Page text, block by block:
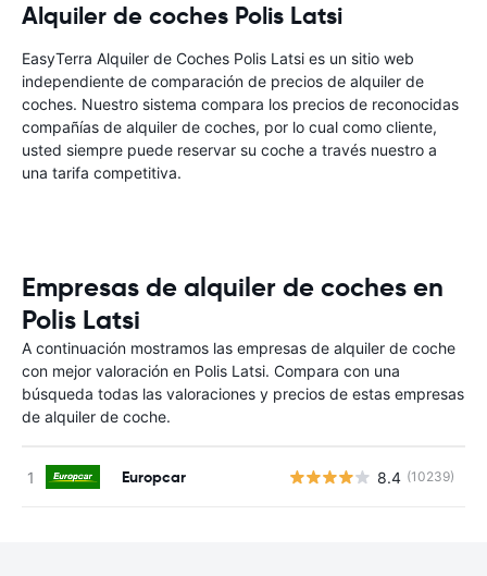
Alquiler de coches Polis Latsi
EasyTerra Alquiler de Coches Polis Latsi es un sitio web
independiente de comparación de precios de alquiler de
coches. Nuestro sistema compara los precios de reconocidas
compañías de alquiler de coches, por lo cual como cliente,
usted siempre puede reservar su coche a través nuestro a
una tarifa competitiva.
Empresas de alquiler de coches en
Polis Latsi
A continuación mostramos las empresas de alquiler de coche
con mejor valoración en Polis Latsi. Compara con una
búsqueda todas las valoraciones y precios de estas empresas
de alquiler de coche.
Europcar 8.4 (10239)